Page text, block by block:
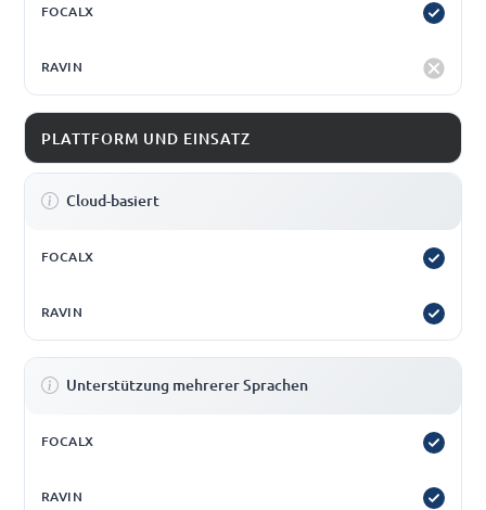
PLATTFORM UND EINSATZ
Cloud-basiert
Unterstützung mehrerer Sprachen